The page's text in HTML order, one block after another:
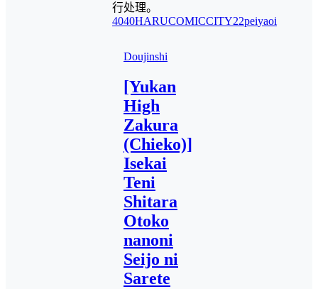
行处理。
4040HARUCOMICCITY22peiyaoi
Doujinshi
[Yukan
High
Zakura
(Chieko)]
Isekai
Teni
Shitara
Otoko
nanoni
Seijo ni
Sarete